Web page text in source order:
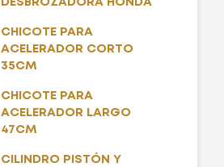
DESBROZADORA HONDA
CHICOTE PARA
ACELERADOR CORTO
35CM
CHICOTE PARA
ACELERADOR LARGO
47CM
CILINDRO PISTÓN Y